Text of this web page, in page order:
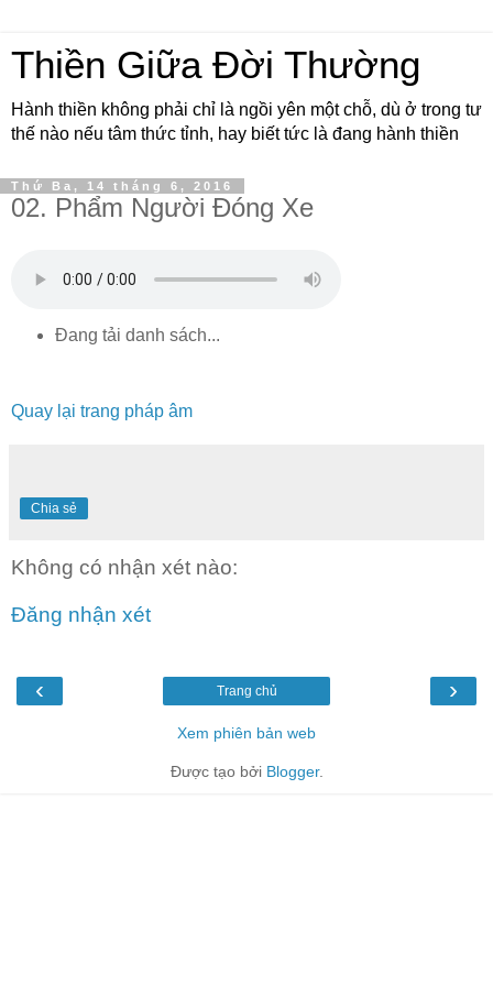
Thiền Giữa Đời Thường
Hành thiền không phải chỉ là ngồi yên một chỗ, dù ở trong tư
thế nào nếu tâm thức tỉnh, hay biết tức là đang hành thiền
Thứ Ba, 14 tháng 6, 2016
02. Phẩm Người Ðóng Xe
Đang tải danh sách...
Quay lại trang pháp âm
Chia sẻ
Không có nhận xét nào:
Đăng nhận xét
‹ ›
Trang chủ
Xem phiên bản web
Được tạo bởi Blogger.